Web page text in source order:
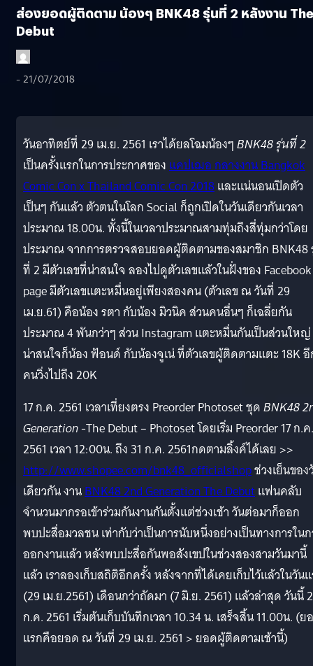
ส่องยอดผู้ติดตาม น้องๆ BNK48 รุ่นที่ 2 หลังงาน The
Debut
- 21/07/2018
วันอาทิตย์ที่ 29 เม.ย. 2561 เราได้ยลโฉมน้องๆBNK48 รุ่นที่ 2
เป็นครั้งแรกในการประกาศของแคปเฌอ กลางงาน Bangkok
Comic Con x Thailand Comic Con 2018และแน่นอนเปิดตัว
เป็นๆ กันแล้ว ตัวตนในโลก Social ก็ถูกเปิดในวันเดียวกันเวลา
ประมาณ 18.00น. ทั้งนี้ในเวลาประมาณสามทุ่มถึงสี่ทุ่มกว่าโดย
ประมาณ จากการตรวจสอบยอดผู้ติดตามของสมาชิก BNK48
ที่ 2 มีตัวเลขที่น่าสนใจ ลองไปดูตัวเลขแล้วในฝั่งของ Facebook
page มีตัวเลขแตะหมื่นอยู่เพียงสองคน (ตัวเลข ณ วันที่ 29
เม.ย.61) คือน้อง รตา กับน้อง มิวนิค ส่วนคนอื่นๆ ก็เฉลี่ยกัน
ประมาณ 4 พันกว่าๆ ส่วน Instagram แตะหมื่นกันเป็นส่วนให
น่าสนใจก็น้อง ฟ้อนด์ กับน้องจูเน่ ที่ตัวเลขผู้ติดตามแตะ 18K
คนวิ่งไปถึง 20K
17 ก.ค. 2561 เวลาเที่ยงตรง Preorder Photoset ชุดBNK48
Generation-The Debut – Photoset โดยเริ่ม Preorder 17 ก.ค.
2561 เวลา 12:00น. ถึง 31 ก.ค. 2561กดตามลิ้งค์ได้เลย >>
http://www.shopee.com/bnk48_officialshopช่วงเย็นของ
เดียวกัน งานBNK48 2nd Generation The Debutแฟนคลับ
จำนวนมากรอเข้าร่วมกันงานกันตั้งแต่ช่วงเช้า วันต่อมาก็ออก
พบปะสื่อมวลชน เท่ากับว่าเป็นการนับหนึ่งอย่างเป็นทางการใน
ออกงานแล้ว หลังพบปะสื่อกันพอสังเขปในช่วงสองสามวันมานี้
แล้ว เราลองเก็บสถิติอีกครั้ง หลังจากที่ได้เคยเก็บไว้แล้วในวัน
(29 เม.ย.2561) เดือนกว่าถัดมา (7 มิ.ย. 2561) แล้วล่าสุด วันนี้
ก.ค. 2561 เริ่มต้นเก็บบันทึกเวลา 10.34 น. เสร็จสิ้น 11.00น. (ย
แรกคือยอด ณ วันที่ 29 เม.ย. 2561 > ยอดผู้ติดตามเช้านี้)